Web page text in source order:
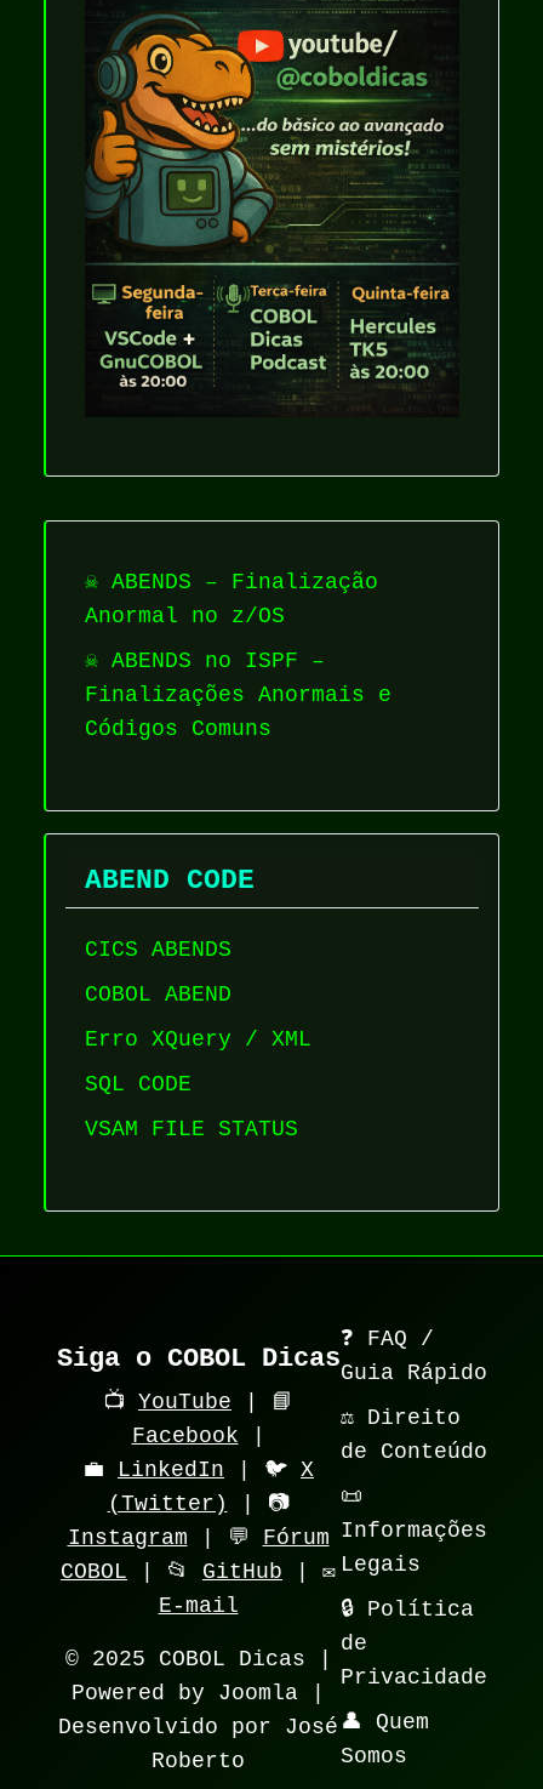
☠️ ABENDS – Finalização
Anormal no z/OS
☠️ ABENDS no ISPF –
Finalizações Anormais e
Códigos Comuns
ABEND CODE
CICS ABENDS
COBOL ABEND
Erro XQuery / XML
SQL CODE
VSAM FILE STATUS
Siga o COBOL Dicas
📺 YouTube | 📘
Facebook
💼 LinkedIn | 🐦 X
(Twitter)
| 📷
Instagram | 💬 Fórum
COBOL | 📂 GitHub | ✉️
E-mail
© 2025 COBOL Dicas |
Powered by Joomla |
Desenvolvido por José
Roberto
❓ FAQ /
Guia Rápido
⚖️ Direito
de Conteúdo
📜
Informações
Legais
🔒 Política
de
Privacidade
👤 Quem
Somos